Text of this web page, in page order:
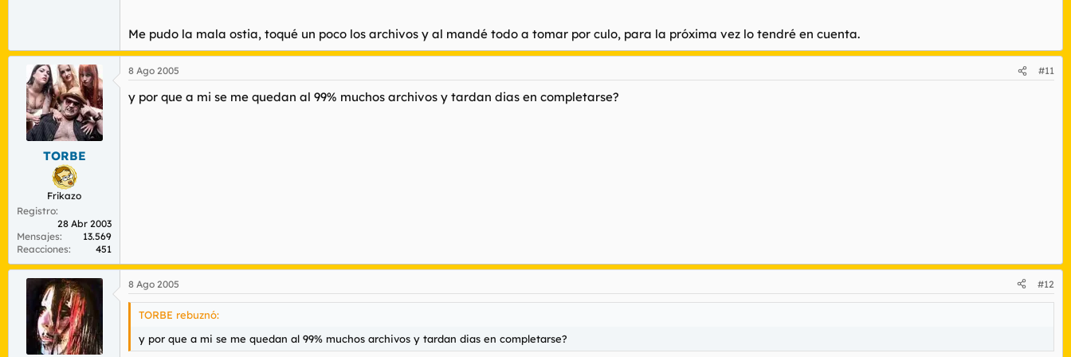
* Borra ese xxx.part.met (¡ojo!, el xxx.part no)
* Renombra el xxx.part.met.bak > como xxx.part.met (es decir, quítale el .bak)
* Inicia el eMule y la descarga debería de estar descargando de nuevo.
complicada, pero no imposible...
Opción 2por JUBAPIRT
Puede que tengas mal el .exe de la mula prueba a cambiar el .exe y a ver si así se soluciona, sino te dejo un truquillo para que pruebes si no encuentras otra solución ok.
Por ejemplo te estas bajando una peli de 700mb y desaparece teniendo el x.part.met a cero lo que hay que hacer es esto:
Me pudo la mala ostia, toqué un poco los archivos y al mandé todo a tomar por culo, para la próxima vez lo tendré en cuenta.
TORBE
Frikazo
Registro
28 Abr 2003
Mensajes
13.569
Reacciones
451
8 Ago 2005 #11
y por que a mi se me quedan al 99% muchos archivos y tardan dias en completarse?
8 Ago 2005 #12
TORBE rebuznó:
y por que a mi se me quedan al 99% muchos archivos y tardan dias en completarse?